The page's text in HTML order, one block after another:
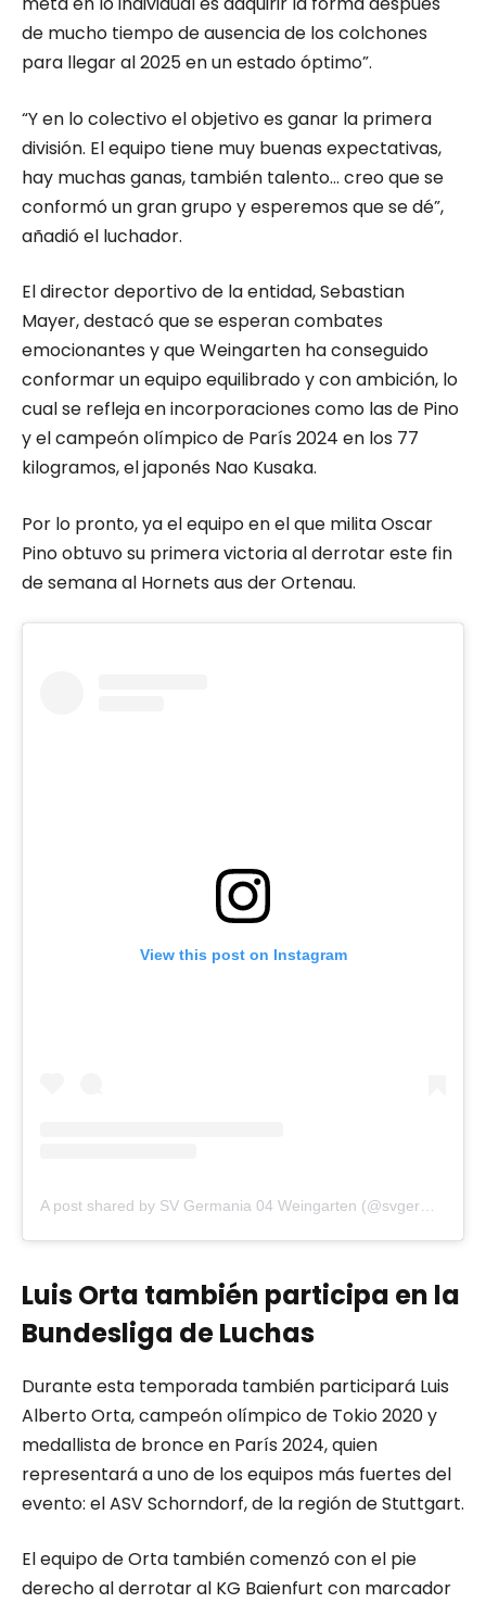
de mucho tiempo de ausencia de los colchones
para llegar al 2025 en un estado óptimo”.
“Y en lo colectivo el objetivo es ganar la primera
división. El equipo tiene muy buenas expectativas,
hay muchas ganas, también talento… creo que se
conformó un gran grupo y esperemos que se dé”,
añadió el luchador.
El director deportivo de la entidad, Sebastian
Mayer, destacó que se esperan combates
emocionantes y que Weingarten ha conseguido
conformar un equipo equilibrado y con ambición, lo
cual se refleja en incorporaciones como las de Pino
y el campeón olímpico de París 2024 en los 77
kilogramos, el japonés Nao Kusaka.
Por lo pronto, ya el equipo en el que milita Oscar
Pino obtuvo su primera victoria al derrotar este fin
de semana al Hornets aus der Ortenau.
View this post on Instagram
A post shared by SV Germania 04 Weingarten (@svgermania04)
Luis Orta también participa en la
Bundesliga de Luchas
Durante esta temporada también participará Luis
Alberto Orta, campeón olímpico de Tokio 2020 y
medallista de bronce en París 2024, quien
representará a uno de los equipos más fuertes del
evento: el ASV Schorndorf, de la región de Stuttgart.
El equipo de Orta también comenzó con el pie
derecho al derrotar al KG Baienfurt con marcador